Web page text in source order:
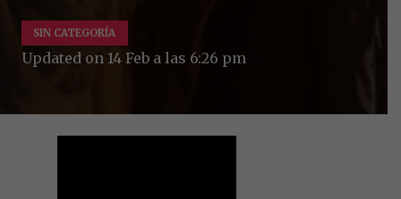
SIN CATEGORÍA
Updated on 14 Feb a las 6:26 pm